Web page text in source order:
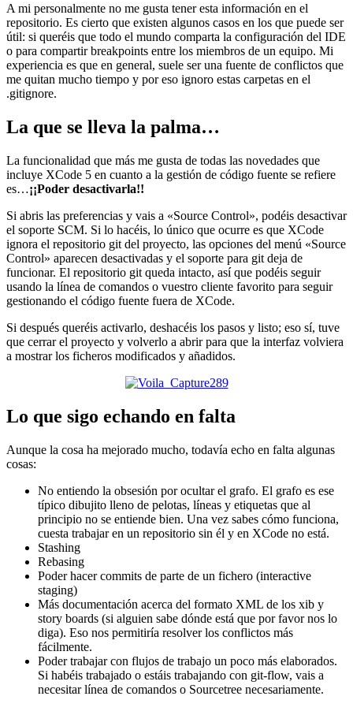
A mi personalmente no me gusta tener esta información en el
repositorio. Es cierto que existen algunos casos en los que puede ser
útil: si queréis que todo el mundo comparta la configuración del IDE
o para compartir breakpoints entre los miembros de un equipo. Mi
experiencia es que en general, suele ser una fuente de conflictos que
me quitan mucho tiempo y por eso ignoro estas carpetas en el
.gitignore.
La que se lleva la palma…
La funcionalidad que más me gusta de todas las novedades que
incluye XCode 5 en cuanto a la gestión de código fuente se refiere
es…¡¡Poder desactivarla!!
Si abris las preferencias y vais a «Source Control», podéis desactivar
el soporte SCM. Si lo hacéis, lo único que ocurre es que XCode
ignora el repositorio git del proyecto, las opciones del menú «Source
Control» aparecen desactivadas y el soporte para git deja de
funcionar. El repositorio git queda intacto, así que podéis seguir
usando la línea de comandos o vuestro cliente favorito para seguir
gestionando el código fuente fuera de XCode.
Si después queréis activarlo, deshacéis los pasos y listo; eso sí, tuve
que cerrar el proyecto y volverlo a abrir para que la interfaz volviera
a mostrar los ficheros modificados y añadidos.
Lo que sigo echando en falta
Aunque la cosa ha mejorado mucho, todavía echo en falta algunas
cosas:
No entiendo la obsesión por ocultar el grafo. El grafo es ese
típico dibujito lleno de pelotas, líneas y etiquetas que al
principio no se entiende bien. Una vez sabes cómo funciona,
cuesta trabajar en un repositorio sin él y en XCode no está.
Stashing
Rebasing
Poder hacer commits de parte de un fichero (interactive
staging)
Más documentación acerca del formato XML de los xib y
story boards (si alguien sabe dónde está que por favor nos lo
diga). Eso nos permitiría resolver los conflictos más
fácilmente.
Poder trabajar con flujos de trabajo un poco más elaborados.
Si habéis trabajado o estáis trabajando con git-flow, vais a
necesitar línea de comandos o Sourcetree necesariamente.